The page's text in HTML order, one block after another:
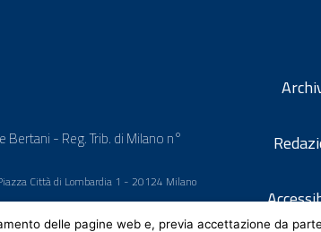
- Reg. Trib. di Milano n°
Città di Lombardia 1 - 20124 Milano
delle pagine web e, previa accettazione da